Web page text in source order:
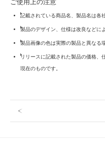
ご使用上の注意
記載されている商品名、製品名は各
製品のデザイン、仕様は改良などに
製品画像の色は実際の製品と異なる
リリースに記載された製品の価格、
現在のものです。